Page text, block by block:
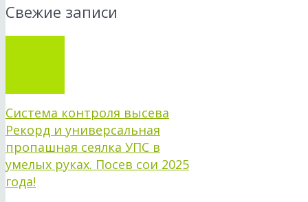
Свежие записи
Система контроля высева
Рекорд и универсальная
пропашная сеялка УПС в
умелых руках. Посев сои 2025
года!